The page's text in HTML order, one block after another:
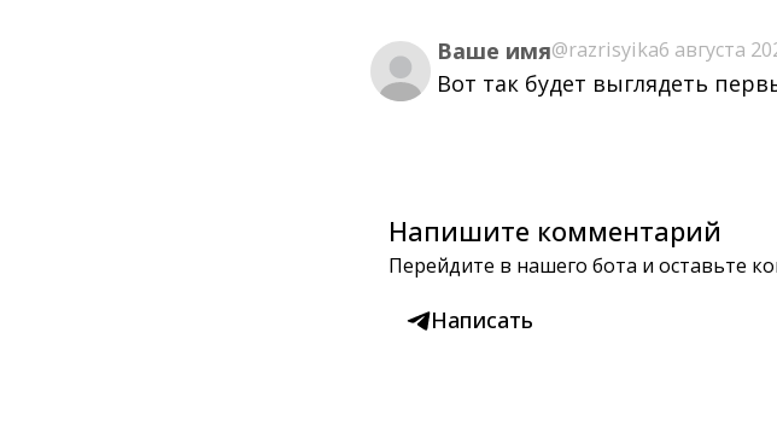
Ваше имя@razrisyika6 августа
Вот так будет выглядеть
Напишите комментарий
Перейдите в нашего бота и оставьте
Написать